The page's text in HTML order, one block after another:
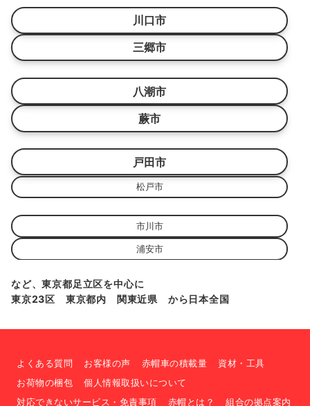
川口市
三郷市
八潮市
蕨市
戸田市
松戸市
市川市
浦安市
など、東京都足立区を中心に
東京23区 東京都内 関東近県 から日本全国
よくある質問 お客様の声 赤帽車の積載量
資材・工具
お荷物の梱包
個人情報取扱いについて
対応できないサービス・免責事項
赤帽とは？ 組合の拠点案内